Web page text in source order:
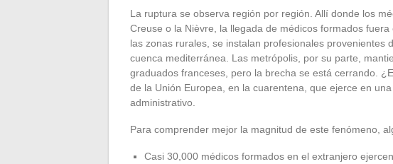
La ruptura se observa región por región. Allí donde los
Creuse o la Nièvre, la llegada de médicos formados
las zonas rurales, se instalan profesionales provenientes
cuenca mediterránea. Las metrópolis, por su parte,
graduados franceses, pero la brecha se está cerrando.
de la Unión Europea, en la cuarentena, que ejerce en
administrativo.
Para comprender mejor la magnitud de este fenómeno,
Casi 30,000 médicos formados en el extranjero